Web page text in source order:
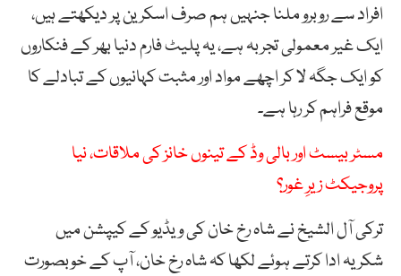
افراد سے روبرو ملنا جنہیں ہم صرف اسکرین پر دیکھتے ہیں،
ایک غیر معمولی تجربہ ہے، یہ پلیٹ فارم دنیا بھر کے فنکاروں
کو ایک جگہ لا کر اچھے مواد اور مثبت کہانیوں کے تبادلے کا
موقع فراہم کر رہا ہے۔
مسٹر بیسٹ اور بالی وڈ کے تینوں خانز کی ملاقات، نیا
پروجیکٹ زیرِ غور؟
ترکی آل الشیخ نے شاہ رخ خان کی ویڈیو کے کیپشن میں
شکریہ ادا کرتے ہوئے لکھا کہ شاہ رخ خان، آپ کے خوبصورت